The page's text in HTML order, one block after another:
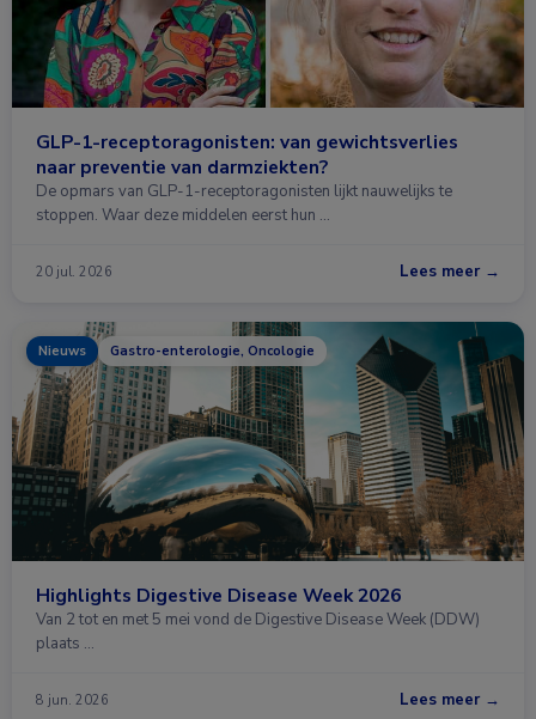
GLP-1-receptoragonisten: van gewichtsverlies
naar preventie van darmziekten?
De opmars van GLP-1-receptoragonisten lijkt nauwelijks te
stoppen. Waar deze middelen eerst hun …
20 jul. 2026 Lees meer →
Nieuws Gastro-enterologie, Oncologie
Highlights Digestive Disease Week 2026
Van 2 tot en met 5 mei vond de Digestive Disease Week (DDW)
plaats …
8 jun. 2026 Lees meer →